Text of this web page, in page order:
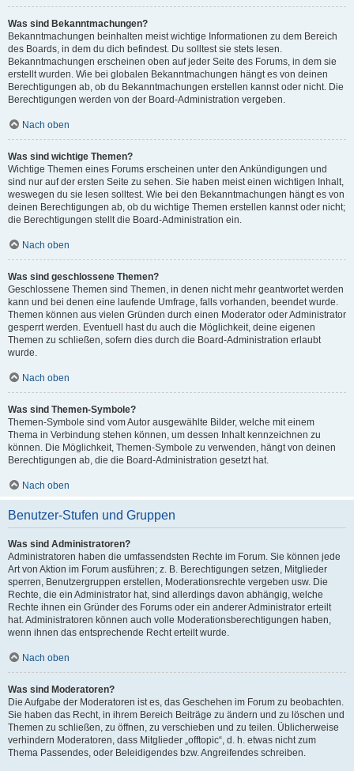
Was sind Bekanntmachungen?
Bekanntmachungen beinhalten meist wichtige Informationen zu dem Bereich
des Boards, in dem du dich befindest. Du solltest sie stets lesen.
Bekanntmachungen erscheinen oben auf jeder Seite des Forums, in dem sie
erstellt wurden. Wie bei globalen Bekanntmachungen hängt es von deinen
Berechtigungen ab, ob du Bekanntmachungen erstellen kannst oder nicht. Die
Berechtigungen werden von der Board-Administration vergeben.
Nach oben
Was sind wichtige Themen?
Wichtige Themen eines Forums erscheinen unter den Ankündigungen und
sind nur auf der ersten Seite zu sehen. Sie haben meist einen wichtigen Inhalt,
weswegen du sie lesen solltest. Wie bei den Bekanntmachungen hängt es von
deinen Berechtigungen ab, ob du wichtige Themen erstellen kannst oder nicht;
die Berechtigungen stellt die Board-Administration ein.
Nach oben
Was sind geschlossene Themen?
Geschlossene Themen sind Themen, in denen nicht mehr geantwortet werden
kann und bei denen eine laufende Umfrage, falls vorhanden, beendet wurde.
Themen können aus vielen Gründen durch einen Moderator oder Administrator
gesperrt werden. Eventuell hast du auch die Möglichkeit, deine eigenen
Themen zu schließen, sofern dies durch die Board-Administration erlaubt
wurde.
Nach oben
Was sind Themen-Symbole?
Themen-Symbole sind vom Autor ausgewählte Bilder, welche mit einem
Thema in Verbindung stehen können, um dessen Inhalt kennzeichnen zu
können. Die Möglichkeit, Themen-Symbole zu verwenden, hängt von deinen
Berechtigungen ab, die die Board-Administration gesetzt hat.
Nach oben
Benutzer-Stufen und Gruppen
Was sind Administratoren?
Administratoren haben die umfassendsten Rechte im Forum. Sie können jede
Art von Aktion im Forum ausführen; z. B. Berechtigungen setzen, Mitglieder
sperren, Benutzergruppen erstellen, Moderationsrechte vergeben usw. Die
Rechte, die ein Administrator hat, sind allerdings davon abhängig, welche
Rechte ihnen ein Gründer des Forums oder ein anderer Administrator erteilt
hat. Administratoren können auch volle Moderationsberechtigungen haben,
wenn ihnen das entsprechende Recht erteilt wurde.
Nach oben
Was sind Moderatoren?
Die Aufgabe der Moderatoren ist es, das Geschehen im Forum zu beobachten.
Sie haben das Recht, in ihrem Bereich Beiträge zu ändern und zu löschen und
Themen zu schließen, zu öffnen, zu verschieben und zu teilen. Üblicherweise
verhindern Moderatoren, dass Mitglieder „offtopic“, d. h. etwas nicht zum
Thema Passendes, oder Beleidigendes bzw. Angreifendes schreiben.